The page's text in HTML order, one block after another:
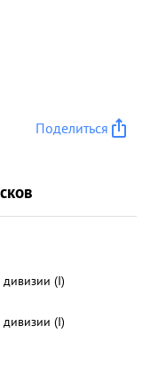
Поделиться
(I)
(I)